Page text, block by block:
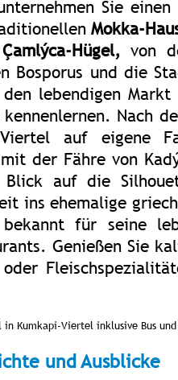
Sie
Mokka-
Çamlýca-Hügel, von
Bosporus und die
lebendigen Markt
Nach
auf eigene
der Fähre von
auf die
ins ehemalige
für seine
Genießen Sie
in Kumkapi-Viertel inklusive Bus
und Ausblicke